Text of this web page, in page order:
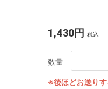
1,430円 税込
数量
※後ほどお送り